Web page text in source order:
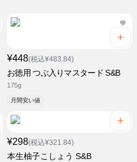
¥448(税込¥483.84)
お徳用 つぶ入りマスタード S&B
175g
月間安い値
¥298(税込¥321.84)
本生柚子こしょう S&B